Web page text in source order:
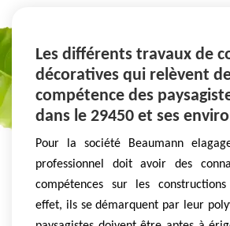
Les différents travaux de
décoratives qui relèvent
compétence des
dans le 29450 et ses
Pour la société Beaumann
professionnel doit avoir des
compétences sur les
effet, ils se démarquent par leur